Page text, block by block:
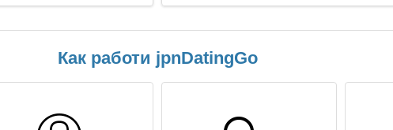
Как работи jpnDatingGo